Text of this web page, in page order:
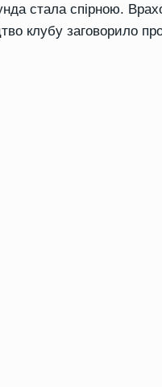
стала спірною.
клубу заговорило